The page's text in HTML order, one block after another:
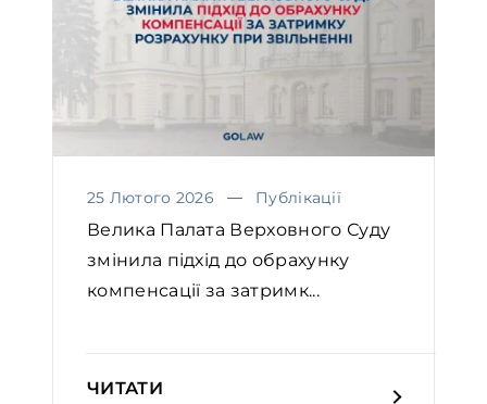
25 Лютого 2026 Публікації
Велика Палата Верховного Суду
змінила підхід до обрахунку
компенсації за затримк...
ЧИТАТИ